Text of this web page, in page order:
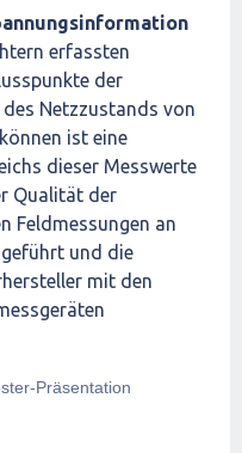
erfassten
der
Netzzustands von
ist eine
dieser Messwerte
Qualität der
Feldmessungen an
und die
mit den
Präsentation